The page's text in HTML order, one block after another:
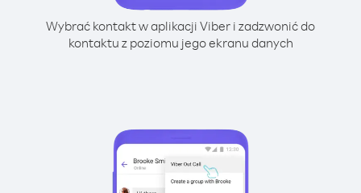
Wybrać kontakt w aplikacji Viber i zadzwonić do
kontaktu z poziomu jego ekranu danych